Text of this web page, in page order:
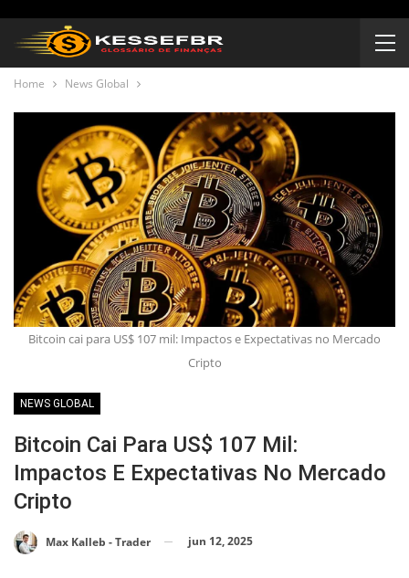
Home News Global
Bitcoin cai para US$ 107 mil: Impactos e Expectativas no Mercado
Cripto
NEWS GLOBAL
Bitcoin Cai Para US$ 107 Mil:
Impactos E Expectativas No Mercado
Cripto
Max Kalleb - Trader jun 12, 2025